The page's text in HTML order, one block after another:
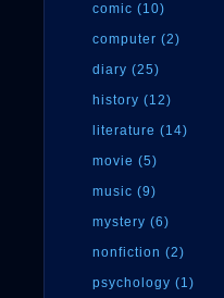
comic (10)
computer (2)
diary (25)
history (12)
literature (14)
movie (5)
music (9)
mystery (6)
nonfiction (2)
psychology (1)